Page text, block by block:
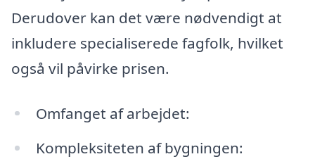
Derudover kan det være nødvendigt at
inkludere specialiserede fagfolk, hvilket
også vil påvirke prisen.
Omfanget af arbejdet:
Kompleksiteten af bygningen: